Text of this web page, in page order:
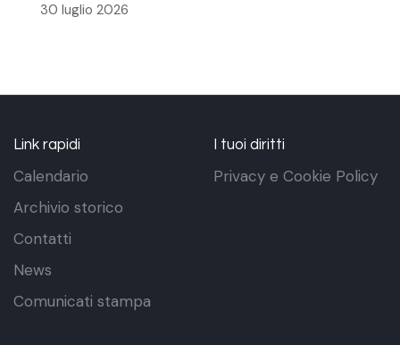
30 luglio 2026
Link rapidi
Calendario
Archivio storico
Contatti
News
Comunicati stampa
I tuoi diritti
Privacy e Cookie Policy